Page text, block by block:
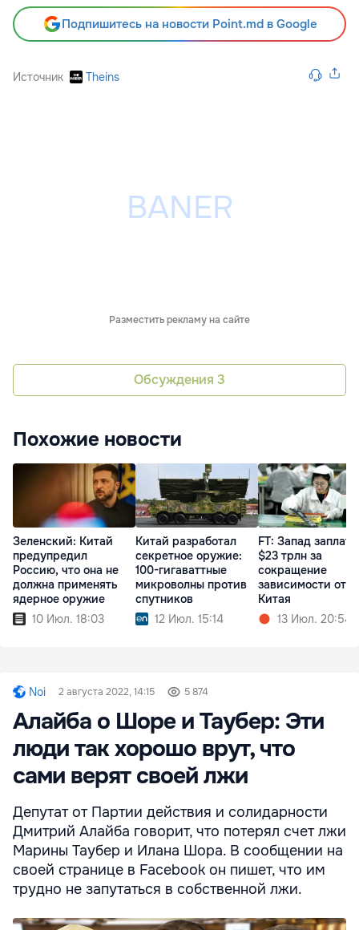
Подпишитесь на новости Point.md в Google
Источник Theins
Разместить рекламу на сайте
Обсуждения 3
Похожие новости
Зеленский: Китай
предупредил
Россию, что она не
должна применять
ядерное оружие
10 Июл. 18:03
Китай разработал
секретное оружие:
100-гигаваттные
микроволны против
спутников
12 Июл. 15:14
FT: Запад
$23 трлн за
сокращение
зависимости от
Китая
13 Июл. 20:54
Noi 2 августа 2022, 14:15 5 874
Алайба о Шоре и Таубер: Эти
люди так хорошо врут, что
сами верят своей лжи
Депутат от Партии действия и солидарности
Дмитрий Алайба говорит, что потерял счет лжи
Марины Таубер и Илана Шора. В сообщении на
своей странице в Facebook он пишет, что им
трудно не запутаться в собственной лжи.